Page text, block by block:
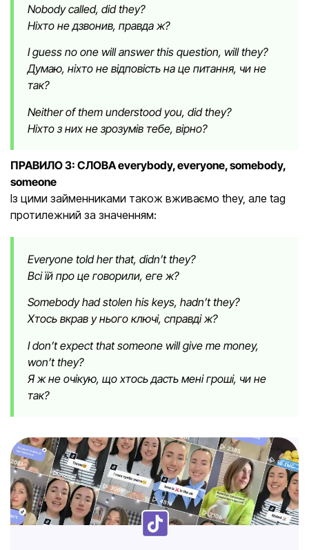
Nobody called, did they?
Ніхто не дзвонив, правда ж?
I guess no one will answer this question, will they?
Думаю, ніхто не відповість на це питання, чи не
так?
Neither of them understood you, did they?
Ніхто з них не зрозумів тебе, вірно?
ПРАВИЛО 3: СЛОВА everybody, everyone, somebody,
someone
Із цими займенниками також вживаємо they, але tag
протилежний за значенням:
Everyone told her that, didn’t they?
Всі їй про це говорили, еге ж?
Somebody had stolen his keys, hadn’t they?
Хтось вкрав у нього ключі, справді ж?
I don’t expect that someone will give me money,
won’t they?
Я ж не очікую, що хтось дасть мені гроші, чи не
так?